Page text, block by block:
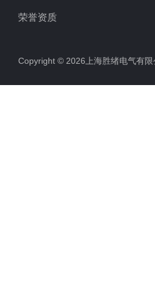
荣誉资质
Copyright © 2026上海胜绪电气有